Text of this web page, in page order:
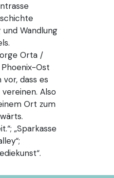
Wandlung
Orta /
Ost
dass es
Also
Ort zum
„Sparkasse